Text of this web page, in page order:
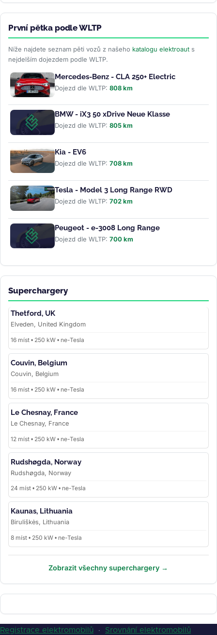
První pětka podle WLTP
Níže najdete seznam pěti vozů z našeho katalogu elektroaut s
nejdelším dojezdem podle WLTP.
Mercedes-Benz - CLA 250+ Electric
Dojezd dle WLTP: 808 km
BMW - iX3 50 xDrive Neue Klasse
Dojezd dle WLTP: 805 km
Kia - EV6
Dojezd dle WLTP: 708 km
Tesla - Model 3 Long Range RWD
Dojezd dle WLTP: 702 km
Peugeot - e-3008 Long Range
Dojezd dle WLTP: 700 km
Superchargery
Thetford, UK
Elveden, United Kingdom
16 míst • 250 kW • ne-Tesla
Couvin, Belgium
Couvin, Belgium
16 míst • 250 kW • ne-Tesla
Le Chesnay, France
Le Chesnay, France
12 míst • 250 kW • ne-Tesla
Rudshøgda, Norway
Rudshøgda, Norway
24 míst • 250 kW • ne-Tesla
Kaunas, Lithuania
Biruliškės, Lithuania
8 míst • 250 kW • ne-Tesla
Zobrazit všechny superchargery →
Registrace elektromobilů · Srovnání elektromobilů